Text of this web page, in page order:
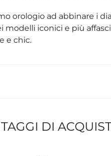
orologio ad abbinare i
iconici e più
e chic.
DI